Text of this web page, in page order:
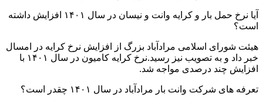
آیا نرخ حمل بار و کرایه وانت و نیسان در سال ۱۴۰۱ افزایش داشته
است؟
هیئت شورای اسلامی مرادآباد بزرگ از افزایش نرخ کرایه در امسال
خبر داد و به تصویب نیز رسید.نرخ کرایه کامیون در سال ۱۴۰۱ با
افزایش چند درصدی مواجه شد.
تعرفه های شرکت وانت بار مرادآباد در سال ۱۴۰۱ چقدر است؟